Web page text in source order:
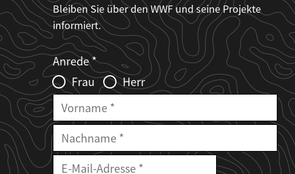
Bleiben Sie über den WWF und seine Projekte
informiert.
Web2Case
Infofelder
Fieldset
anrede_name
Anrede
Frau
Herr
Vorname
Nachname
E-
Mailadresse